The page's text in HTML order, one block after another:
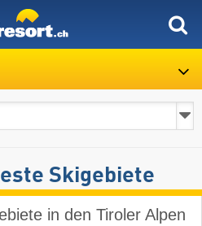
Skigebiete
in den Tiroler Alpen